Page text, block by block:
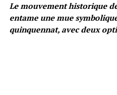
Le mouvement historique
entame une mue
quinquennat, avec deux